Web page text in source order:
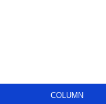
COLUMN